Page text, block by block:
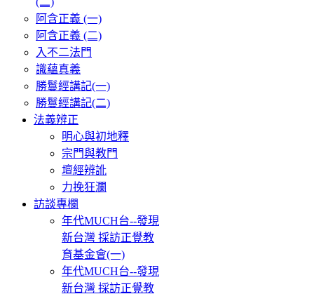
阿含正義 (一)
阿含正義 (二)
入不二法門
識蘊真義
勝鬘經講記(一)
勝鬘經講記(二)
法義辨正
明心與初地釋
宗門與教門
壇經辨訛
力挽狂瀾
訪談專欄
年代MUCH台--發現
新台灣 採訪正覺教
育基金會(一)
年代MUCH台--發現
新台灣 採訪正覺教